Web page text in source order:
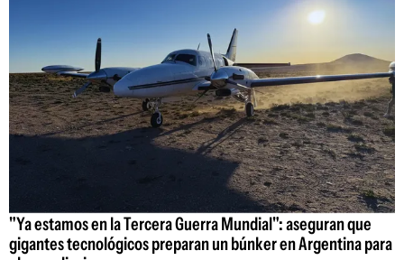
"Ya estamos en la Tercera Guerra Mundial": aseguran que
gigantes tecnológicos preparan un búnker en Argentina para